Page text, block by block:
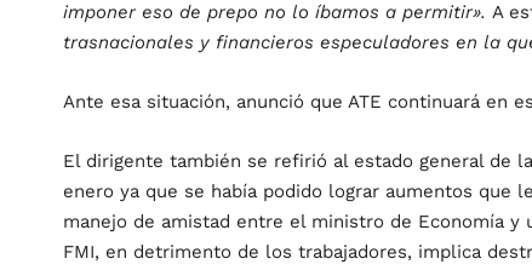
imponer eso de prepo no lo íbamos a permitir». A
trasnacionales y financieros especuladores en la
Ante esa situación, anunció que ATE continuará en
El dirigente también se refirió al estado general de
enero ya que se había podido lograr aumentos que
manejo de amistad entre el ministro de Economía
FMI, en detrimento de los trabajadores, implica